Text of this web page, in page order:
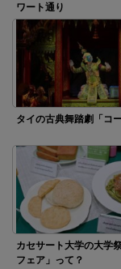
ワート通り
タイの古典舞踏劇「コー
カセサート大学の大学
フェア」って？